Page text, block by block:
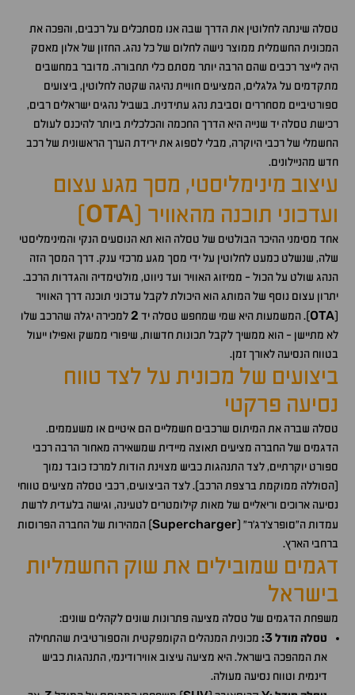
טסלה שינתה לחלוטין את הדרך שבה אנו מסתכלים על רכבים, והפכה את
המכונית החשמלית ממוצר נישה לחלום של כל נהג. החזון של אלון מאסק
היה לייצר רכבים שהם הרבה יותר מסתם כלי תחבורה. מדובר במחשבים
מתקדמים על גלגלים, המציעים חוויית נהיגה שקטה לחלוטין, ביצועים
ספורטיביים מסחררים וסביבת נהג עתידנית. בשביל נהגים ישראלים רבים,
רכישת טסלה יד שנייה היא הדרך החכמה והכלכלית ביותר להיכנס לעולם
החשמלי של רכבי היוקרה, מבלי לספוג את ירידת הערך הראשונית של רכב
חדש מהניילונים.
עיצוב מינימליסטי, מסך מגע עצום
ועדכוני תוכנה מהאוויר ( OTA
אחד מסימני ההיכר הבולטים של טסלה הוא תא הנוסעים הנקי והמינימליסטי
שלה, שנשלט כמעט לחלוטין על ידי מסך מגע מרכזי ענק. דרך המסך הזה
הנהג שולט על הכול - ממיזוג האוויר ועד ניווט, מולטימדיה והגדרות הרכב.
יתרון עצום נוסף של המותג הוא היכולת לקבל עדכוני תוכנה דרך האוויר
(
OTA). המשמעות היא שמי שמחפש טסלה יד 2למכירה יגלה שהרכב שלו
לא מתיישן - הוא ממשיך לקבל תכונות חדשות, שיפורי ממשק ואפילו ייעול
בטווח הנסיעה לאורך זמן.
ביצועים של מכונית על לצד טווח
נסיעה פרקטי
טסלה שברה את המיתוס שרכבים חשמליים הם איטיים או משעממים.
הדגמים של החברה מציעים תאוצה מיידית שמשאירה מאחור הרבה רכבי
ספורט יוקרתיים, לצד התנהגות כביש מצוינת הודות למרכז כובד נמוך
(הסוללה ממוקמת ברצפת הרכב). לצד הביצועים, רכבי טסלה מציעים טווחי
נסיעה ארוכים וריאליים של מאות קילומטרים לטעינה, וגישה בלעדית לרשת
עמדות ה"סופרצ'רג'ר" (Supercharger) המהירות של החברה הפרוסות
ברחבי הארץ.
דגמים שמובילים את שוק החשמליות
בישראל
משפחת הדגמים של טסלה מציעה פתרונות שונים לקהלים שונים:
טסלה מודל3
: מכונית המנהלים הקומפקטית והספורטיבית שהתחילה
את המהפכה בישראל. היא מציעה עיצוב אווירודינמי, התנהגות כביש
דינמית וטווח נסיעה מעולה.